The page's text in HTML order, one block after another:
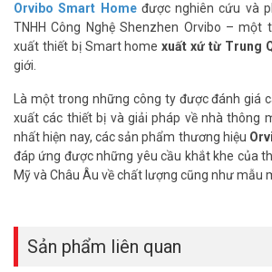
Một sản phẩm thay thế cho tất cả các bộ
Thông số kỹ thuật bộ
– Màu sắc: Đen
– Hỗ trợ tích hợp điều khiển hồng ngoại các
Orvibo Smart Homeđược nghiên cứu và
TNHH Công Nghệ Shenzhen Orvibo – một
xuất thiết bị Smart homexuất xứ từ Trung
giới.
Là một trong những công ty được đánh giá
xuất các thiết bị và giải pháp về nhà thông
nhất hiện nay, các sản phẩm thương hiệu
đáp ứng được những yêu cầu khắt khe của
Mỹ và Châu Âu về chất lượng cũng như mẫu
Sản phẩm liên quan